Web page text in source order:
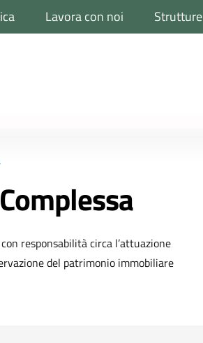
Lavora con noi Strutture
responsabilità circa l’attuazione
del patrimonio immobiliare